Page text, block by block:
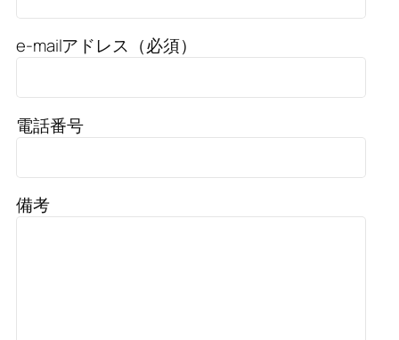
e-mailアドレス（必須）
電話番号
備考